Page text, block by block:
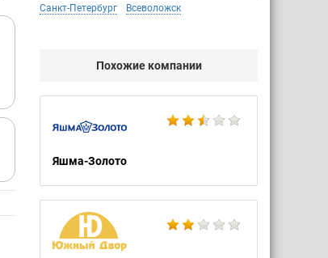
Санкт-Петербург Всеволожск
Похожие компании
Яшма-Золото